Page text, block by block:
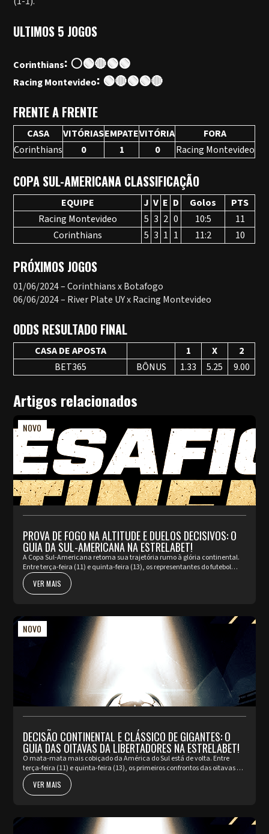
ULTIMOS 5 JOGOS
Corinthians: ⚪🟢🔴🟢🟢
Racing Montevideo: 🟢🔴🟢🟢🔴
FRENTE A FRENTE
CASA VITÓRIASEMPATEVITÓRIA
FORA
Corinthians
0 1 0 Racing Montevideo
COPA SUL-AMERICANA CLASSIFICAÇÃO
EQUIPE J V E D Golos
PTS
Racing Montevideo
5 3 2 0 10:5
11
Corinthians
5 3 1 1 11:2 10
PRÓXIMOS JOGOS
01/06/2024 – Corinthians x Botafogo
06/06/2024 – River Plate UY x Racing Montevideo
ODDS RESULTADO FINAL
CASA DE APOSTA 1 X
2
BET365
BÔNUS 1.33 5.25 9.00
Artigos relacionados
NOVO
PROVA DE FOGO NA ALTITUDE E DUELOS DECISIVOS: O
GUIA DA SUL-AMERICANA NA ESTRELABET!
A Copa Sul-Americana retoma sua trajetória rumo à glória continental.
Entre terça-feira (11) e quinta-feira (13), os representantes do futebol
brasileiro iniciam os confrontos de ida das oitavas d...
VER MAIS
NOVO
DECISÃO CONTINENTAL E CLÁSSICO DE GIGANTES: O
GUIA DAS OITAVAS DA LIBERTADORES NA ESTRELABET!
O mata-mata mais cobiçado da América do Sul está de volta. Entre
terça-feira (11) e quinta-feira (13), os primeiros confrontos das oitavas de
final da Copa Libertadores prometem incendiar os está...
VER MAIS